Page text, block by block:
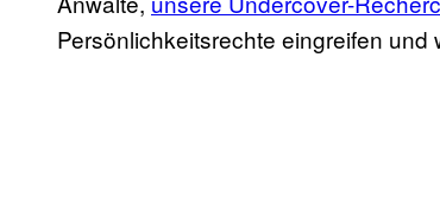
Persönlichkeitsrechte eingreifen